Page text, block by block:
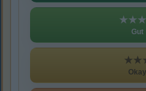
Gut
Okay